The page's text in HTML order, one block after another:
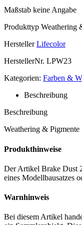
Maßstab keine Angabe
Produkttyp Weathering
Hersteller Lifecolor
HerstellerNr. LPW23
Kategorien: Farben &
Beschreibung
Beschreibung
Weathering &
Produkthinweise
Der Artikel Brake Dust
eines Modellbausatzes
Warnhinweis
Bei diesem Artikel